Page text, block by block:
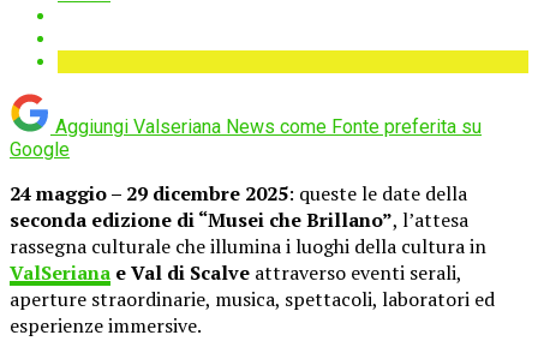
Aggiungi Valseriana News come Fonte preferita su
Google
24 maggio – 29 dicembre 2025: queste le date della
seconda edizione di “Musei che Brillano”, l’attesa
rassegna culturale che illumina i luoghi della cultura in
ValSeriana e Val di Scalve attraverso eventi serali,
aperture straordinarie, musica, spettacoli, laboratori ed
esperienze immersive.